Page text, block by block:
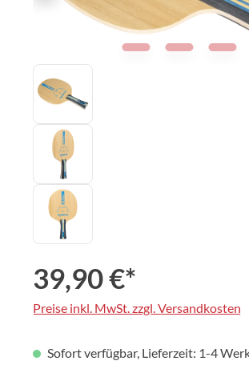
39,90 €*
Preise inkl. MwSt. zzgl. Versandkosten
Sofort verfügbar, Lieferzeit: 1-4